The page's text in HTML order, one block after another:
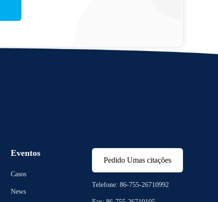
Eventos
Casos
News
Pedido Umas citações
Telefone: 86-755-26710992